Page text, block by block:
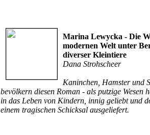
Marina Lewycka - Die
modernen Welt unter
diverser Kleintiere
Dana Strohscheer
Kaninchen, Hamster und
bevölkern diesen Roman - als putzige Wesen
in das Leben von Kindern, innig geliebt und
einem tragischen Schicksal ausgeliefert.